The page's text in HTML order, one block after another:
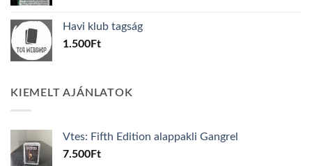
600Ft.100Ft.
Havi klub tagság
1.500Ft
KIEMELT AJÁNLATOK
Vtes: Fifth Edition alappakli Gangrel
7.500Ft